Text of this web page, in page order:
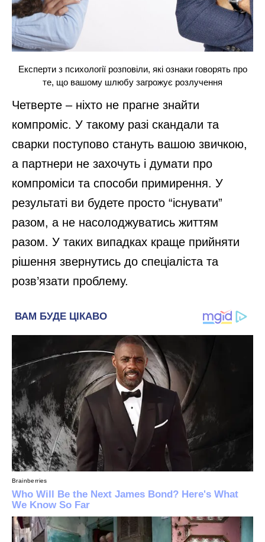
Експерти з психології розповіли, які ознаки говорять про
те, що вашому шлюбу загрожує розлучення
Четверте – ніхто не прагне знайти
компроміс. У такому разі скандали та
сварки поступово стануть вашою звичкою,
а партнери не захочуть і думати про
компроміси та способи примирення. У
результаті ви будете просто “існувати”
разом, а не насолоджуватись життям
разом. У таких випадках краще прийняти
рішення звернутись до спеціаліста та
розв’язати проблему.